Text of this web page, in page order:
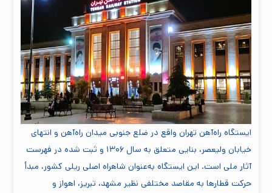
ایستگاه راه‌آهن تهران واقع در ضلع جنوبی میدان راه‌آهن و انتهای
خیابان ولیعصر، بنایی متعلق به سال ۱۳۰۶ و ثبت شده در فهرست
آثار ملی است. این ایستگاه به‌عنوان شاهراه اصلی ریلی کشور، مبدأ
حرکت قطارها به مقاصد مختلفی نظیر مشهد، تبریز، اهواز و